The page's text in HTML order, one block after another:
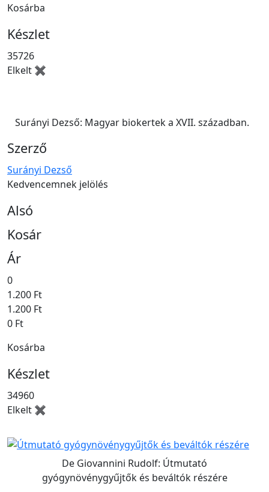
Kosárba
Készlet
35726
Elkelt ✖
Surányi Dezső: Magyar biokertek a XVII. században.
Szerző
Surányi Dezső
Kedvencemnek jelölés
Alsó
Kosár
Ár
0
1.200 Ft
1.200 Ft
0 Ft
Kosárba
Készlet
34960
Elkelt ✖
De Giovannini Rudolf: Útmutató
gyógynövénygyűjtők és beváltók részére